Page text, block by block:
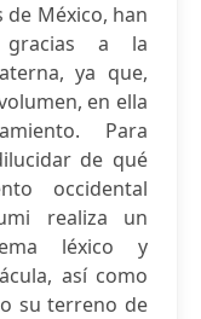
México, han
gracias a la
ya que,
en ella
Para
de qué
occidental
realiza un
léxico y
así como
su terreno de